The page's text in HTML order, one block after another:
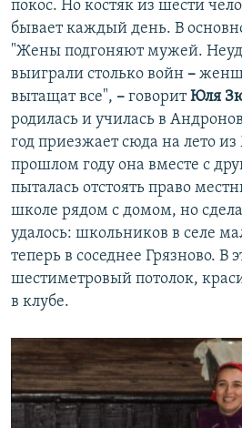
покос. Но костяк из шести
бывает каждый день. В
"Жены подгоняют мужей.
выиграли столько войн –
вытащат все", – говоритЮля
родилась и училась в
год приезжает сюда на лето
прошлом году она вместе с
пыталась отстоять право
школе рядом с домом, но
удалось: школьников в селе
теперь в соседнее Грязново. В
шестиметровый потолок,
в клубе.